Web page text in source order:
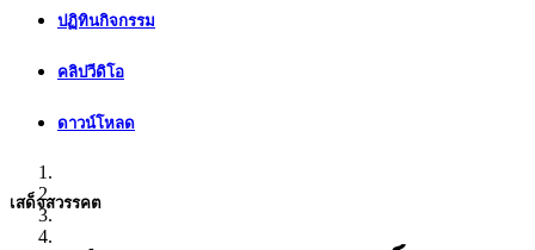
ปฏิทินกิจกรรม
คลิปวีดิโอ
ดาวน์โหลด
เสด็จสวรรคต